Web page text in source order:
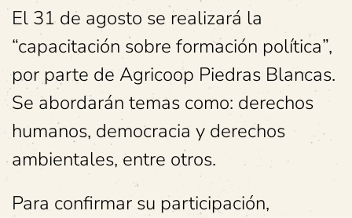
El 31 de agosto se realizará la
“capacitación sobre formación política”,
por parte de Agricoop Piedras Blancas.
Se abordarán temas como: derechos
humanos, democracia y derechos
ambientales, entre otros.
Para confirmar su participación,